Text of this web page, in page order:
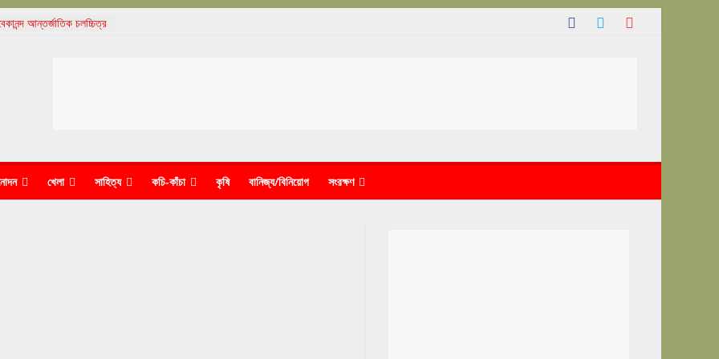
আন্তর্জাতিক চলচ্চিত্র
‘ধুন’-এ মুগ্ধ দর্শক
বৈচিত্র্য দিবস পালন
খেলা সাহিত্য কচি-কাঁচা কৃষি বানিজ্য/বিনিয়োগ সংরক্ষণ